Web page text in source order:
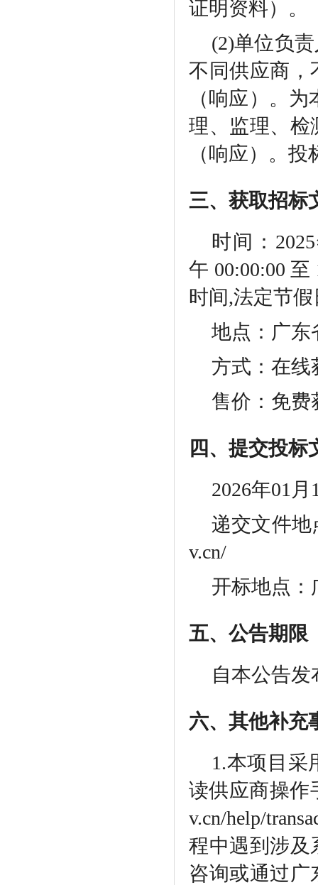
证明资料）。
(2)单位负
不同供应商，
（响应）。
理、监理、检
（响应）。
三、获取招标
时间：
午 00:00:00 至
时间,法定节
地点：广东
方式：在线
售价：免费
四、提交投标
2026年01
递交文件地
v.cn/
开标地点：
五、公告期限
自本公告发
六、其他补充
1.本项目采
读供应商操作
v.cn/help/
程中遇到涉及
咨询或通过